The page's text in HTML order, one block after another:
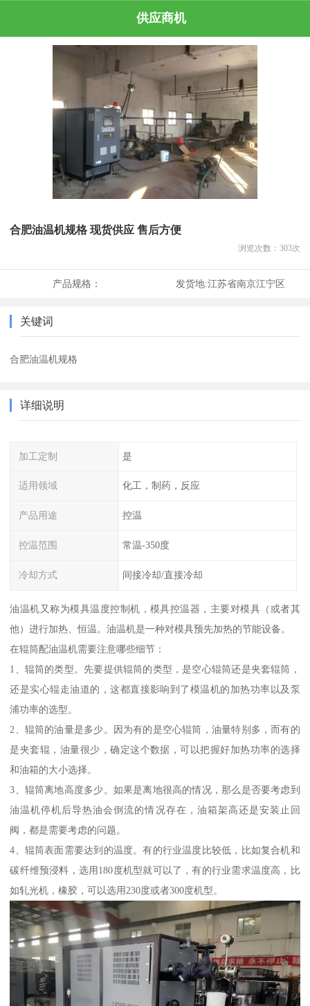
供应商机
合肥油温机规格 现货供应 售后方便
浏览次数： 303次
产品规格： 发货地:江苏省南京江宁区
关键词
合肥油温机规格
详细说明
加工定制 是
适用领域 化工，制药，反应
产品用途 控温
控温范围 常温-350度
冷却方式 间接冷却/直接冷却
油温机又称为模具温度控制机，模具控温器，主要对模具（或者其
他）进行加热、恒温。油温机是一种对模具预先加热的节能设备。
在辊筒配油温机需要注意哪些细节：
1、辊筒的类型。先要提供辊筒的类型，是空心辊筒还是夹套辊筒，
还是实心辊走油道的，这都直接影响到了模温机的加热功率以及泵
浦功率的选型。
2、辊筒的油量是多少。因为有的是空心辊筒，油量特别多，而有的
是夹套辊，油量很少，确定这个数据，可以把握好加热功率的选择
和油箱的大小选择。
3、辊筒离地高度多少。如果是离地很高的情况，那么是否要考虑到
油温机停机后导热油会倒流的情况存在，油箱架高还是安装止回
阀，都是需要考虑的问题。
4、辊筒表面需要达到的温度。有的行业温度比较低，比如复合机和
碳纤维预浸料，选用180度机型就可以了，有的行业需求温度高，比
如轧光机，橡胶，可以选用230度或者300度机型。